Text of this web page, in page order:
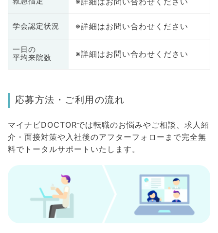
学会認定状況 ※詳細はお問い合わせください
一日の
平均来院数
※詳細はお問い合わせください
応募方法・ご利用の流れ
マイナビDOCTORでは転職のお悩みやご相談、求人紹
介・面接対策や入社後のアフターフォローまで完全無
料でトータルサポートいたします。